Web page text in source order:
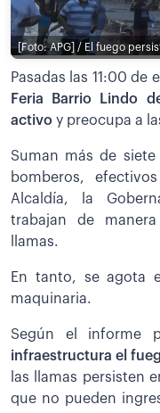
[Foto: APG] / El fuego
Pasadas las 11:00 de
Feria Barrio Lindo
activo y preocupa a
Suman más de
bomberos,
Alcaldía, la
trabajan de
llamas.
En tanto, se agota
maquinaria.
Según el informe
infraestructura el
las llamas persisten
que no pueden